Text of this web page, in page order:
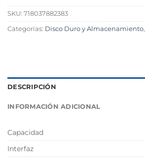
SKU: 718037882383
Categorías: Disco Duro y Almacenamiento,
DESCRIPCIÓN
INFORMACIÓN ADICIONAL
Capacidad
Interfaz